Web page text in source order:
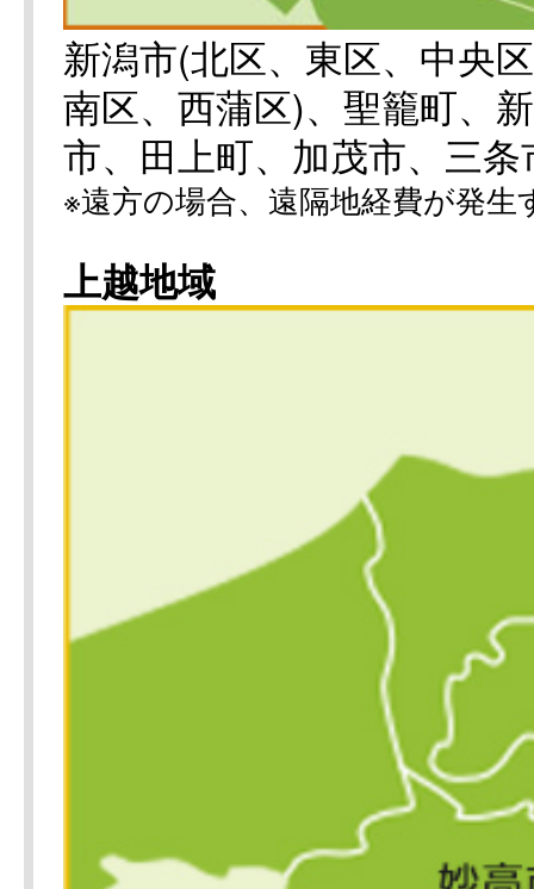
新潟市(北区、東区、中央
南区、西蒲区)、聖籠町、
市、田上町、加茂市、三
※遠方の場合、遠隔地経費が発
上越地域